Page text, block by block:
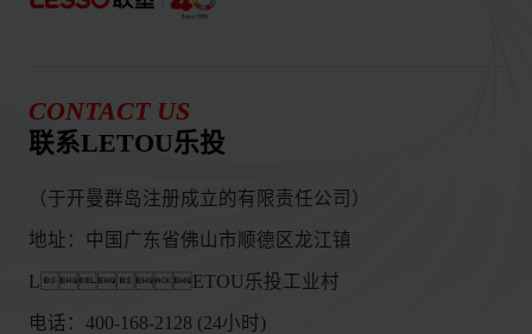
CONTACT US
联系LETOU乐投
（于开曼群岛注册成立的有限责任公司）
地址：中国广东省佛山市顺德区龙江镇
LETOU乐投工业村
电话：400-168-2128 (24小时)